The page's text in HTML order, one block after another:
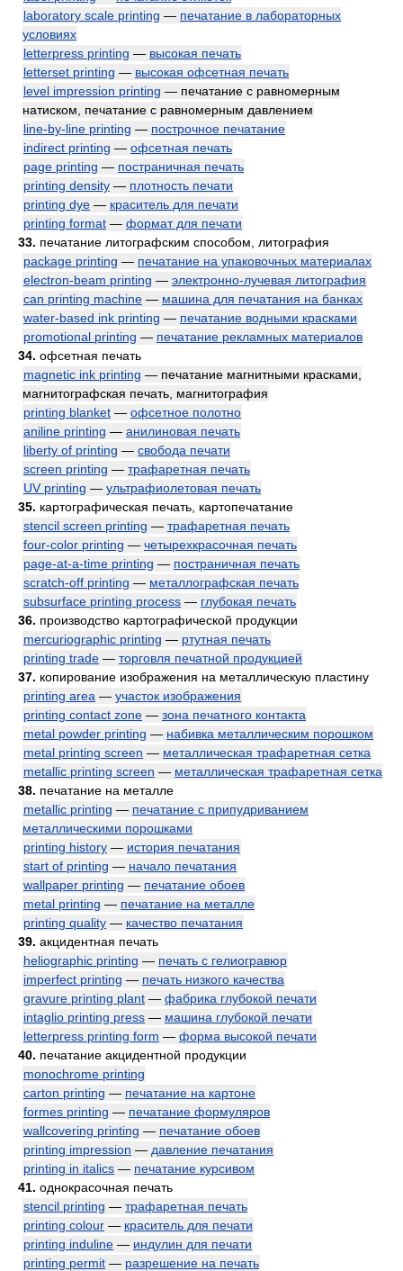
laboratory scale printing — печатание в лабораторных
условиях
letterpress printing — высокая печать
letterset printing — высокая офсетная печать
level impression printing — печатание с равномерным
натиском, печатание с равномерным давлением
line-by-line printing — построчное печатание
indirect printing — офсетная печать
page printing — постраничная печать
printing density — плотность печати
printing dye — краситель для печати
printing format — формат для печати
33. печатание литографским способом, литография
package printing — печатание на упаковочных материалах
electron-beam printing — электронно-лучевая литография
can printing machine — машина для печатания на банках
water-based ink printing — печатание водными красками
promotional printing — печатание рекламных материалов
34. офсетная печать
magnetic ink printing — печатание магнитными красками,
магнитографская печать, магнитография
printing blanket — офсетное полотно
aniline printing — анилиновая печать
liberty of printing — свобода печати
screen printing — трафаретная печать
UV printing — ультрафиолетовая печать
35. картографическая печать, картопечатание
stencil screen printing — трафаретная печать
four-color printing — четырехкрасочная печать
page-at-a-time printing — постраничная печать
scratch-off printing — металлографская печать
subsurface printing process — глубокая печать
36. производство картографической продукции
mercuriographic printing — ртутная печать
printing trade — торговля печатной продукцией
37. копирование изображения на металлическую пластину
printing area — участок изображения
printing contact zone — зона печатного контакта
metal powder printing — набивка металлическим порошком
metal printing screen — металлическая трафаретная сетка
metallic printing screen — металлическая трафаретная сетка
38. печатание на металле
metallic printing — печатание с припудриванием
металлическими порошками
printing history — история печатания
start of printing — начало печатания
wallpaper printing — печатание обоев
metal printing — печатание на металле
printing quality — качество печатания
39. акцидентная печать
heliographic printing — печать с гелиогравюр
imperfect printing — печать низкого качества
gravure printing plant — фабрика глубокой печати
intaglio printing press — машина глубокой печати
letterpress printing form — форма высокой печати
40. печатание акцидентной продукции
monochrome printing
carton printing — печатание на картоне
formes printing — печатание формуляров
wallcovering printing — печатание обоев
printing impression — давление печатания
printing in italics — печатание курсивом
41. однокрасочная печать
stencil printing — трафаретная печать
printing colour — краситель для печати
printing induline — индулин для печати
printing permit — разрешение на печать